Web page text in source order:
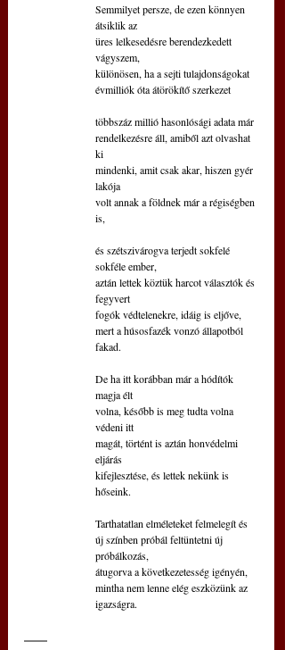
Semmilyet persze, de ezen könnyen
átsiklik az
üres lelkesedésre berendezkedett
vágyszem,
különösen, ha a sejti tulajdonságokat
évmilliók óta átörökítő szerkezet
többszáz millió hasonlósági adata már
rendelkezésre áll, amiből azt olvashat
ki
mindenki, amit csak akar, hiszen gyér
lakója
volt annak a földnek már a régiségben
is,
és szétszivárogva terjedt sokfelé
sokféle ember,
aztán lettek köztük harcot választók és
fegyvert
fogók védtelenekre, idáig is eljőve,
mert a húsosfazék vonzó állapotból
fakad.
De ha itt korábban már a hódítók
magja élt
volna, később is meg tudta volna
védeni itt
magát, történt is aztán honvédelmi
eljárás
kifejlesztése, és lettek nekünk is
hőseink.
Tarthatatlan elméleteket felmelegít és
új színben próbál feltüntetni új
próbálkozás,
átugorva a következetesség igényén,
mintha nem lenne elég eszközünk az
igazságra.